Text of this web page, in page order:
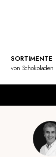
SORTIMENTE
von Schokoladen